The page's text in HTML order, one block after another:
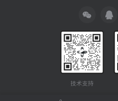
技术支持